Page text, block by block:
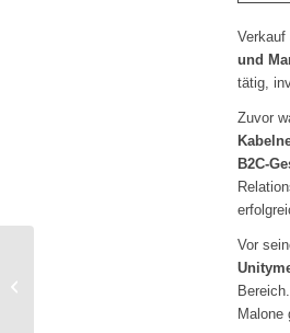
und
tätig,
Zuvor
B2C-
Vor
Malone
Interview mit Guido Schwarzendahl
und Michael Schunke, Halle & Leuna